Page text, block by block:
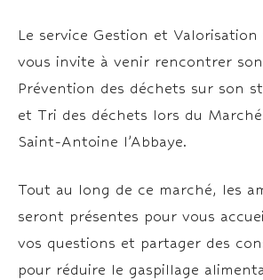
Le service Gestion et Valorisation
vous invite à venir rencontrer
Prévention des déchets sur son
et Tri des déchets lors du
Saint-Antoine l’Abbaye.
Tout au long de ce marché, les
seront présentes pour vous
vos questions et partager des
pour réduire le gaspillage